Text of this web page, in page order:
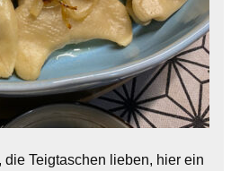
die Teigtaschen lieben, hier ein